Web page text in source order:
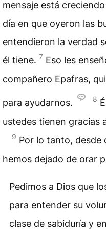
mensaje está
día en que oyeron las
entendieron la verdad
él tiene. 7 Eso les
compañero Epafras,
para ayudarnos. 8
ustedes tienen gracias
9 Por lo tanto, desde
hemos dejado de orar
Pedimos a Dios que
para entender su
clase de sabiduría y